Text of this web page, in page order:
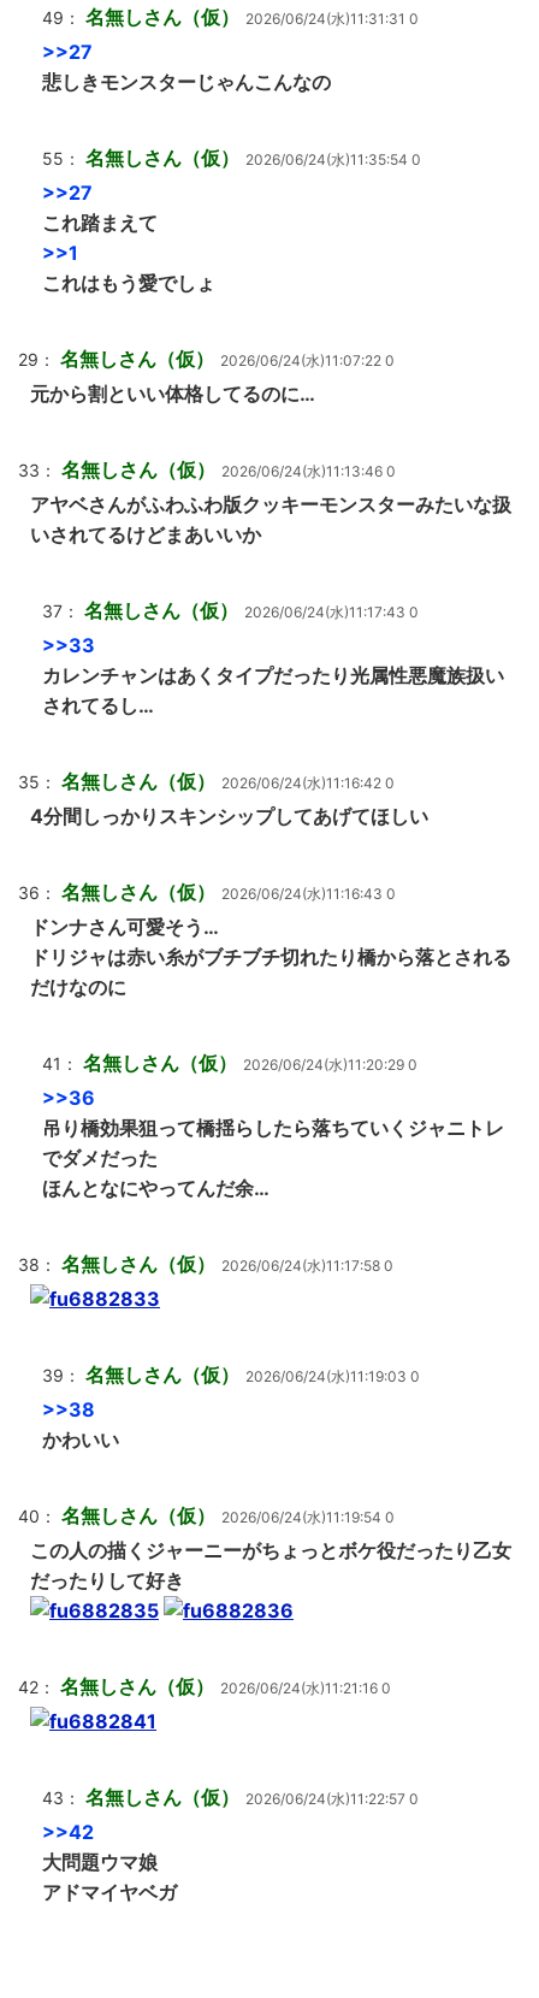
49： 名無しさん（仮） 2026/06/24(水)11:31:31 0
>>27
悲しきモンスターじゃんこんなの
55： 名無しさん（仮） 2026/06/24(水)11:35:54 0
>>27
これ踏まえて
>>1
これはもう愛でしょ
29： 名無しさん（仮） 2026/06/24(水)11:07:22 0
元から割といい体格してるのに…
33： 名無しさん（仮） 2026/06/24(水)11:13:46 0
アヤベさんがふわふわ版クッキーモンスターみたいな扱
いされてるけどまあいいか
37： 名無しさん（仮） 2026/06/24(水)11:17:43 0
>>33
カレンチャンはあくタイプだったり光属性悪魔族扱い
されてるし…
35： 名無しさん（仮） 2026/06/24(水)11:16:42 0
4分間しっかりスキンシップしてあげてほしい
36： 名無しさん（仮） 2026/06/24(水)11:16:43 0
ドンナさん可愛そう…
ドリジャは赤い糸がブチブチ切れたり橋から落とされる
だけなのに
41： 名無しさん（仮） 2026/06/24(水)11:20:29 0
>>36
吊り橋効果狙って橋揺らしたら落ちていくジャニトレ
でダメだった
ほんとなにやってんだ余…
38： 名無しさん（仮） 2026/06/24(水)11:17:58 0
39： 名無しさん（仮） 2026/06/24(水)11:19:03 0
>>38
かわいい
40： 名無しさん（仮） 2026/06/24(水)11:19:54 0
この人の描くジャーニーがちょっとボケ役だったり乙女
だったりして好き
42： 名無しさん（仮） 2026/06/24(水)11:21:16 0
43： 名無しさん（仮） 2026/06/24(水)11:22:57 0
>>42
大問題ウマ娘
アドマイヤベガ